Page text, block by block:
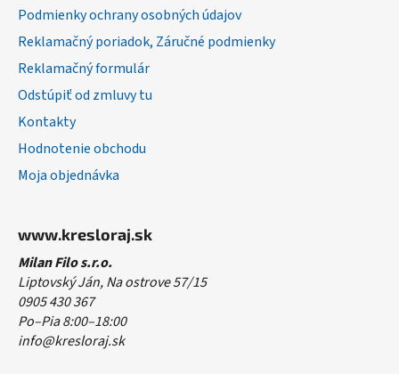
Podmienky ochrany osobných údajov
Reklamačný poriadok, Záručné podmienky
Reklamačný formulár
Odstúpiť od zmluvy tu
Kontakty
Hodnotenie obchodu
Moja objednávka
www.kresloraj.sk
Milan Filo s.r.o.
Liptovský Ján, Na ostrove 57/15
0905 430 367
Po–Pia 8:00–18:00
info@kresloraj.sk